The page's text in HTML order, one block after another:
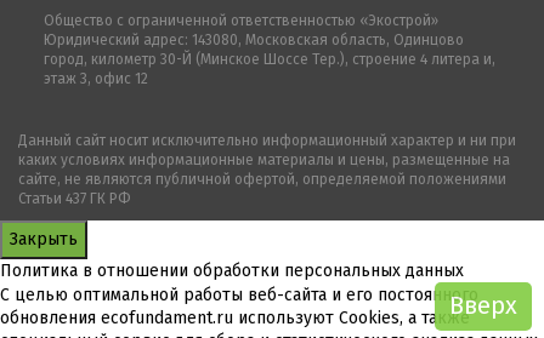
Общество с ограниченной ответственностью «Экострой»
Юридический адрес: 143080, Московская область, Одинцово
город, километр 30-Й (Минское Шоссе Тер.), строение 4 литера и,
этаж 3, офис 12
Данный сайт носит исключительно информационный характер и ни при
каких условиях информационные материалы и цены, размещенные на
сайте, не являются публичной офертой, определяемой положениями
Статьи 437 ГК РФ
Вверх
Закрыть
Политика в отношении обработки персональных данных
С целью оптимальной работы веб-сайта и его постоянного
обновления ecofundament.ru используют Cookies, а также